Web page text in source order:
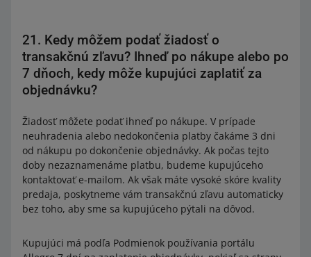
21. Kedy môžem podať žiadosť o
transakčnú zľavu? Ihneď po nákupe alebo po
7 dňoch, kedy môže kupujúci zaplatiť za
objednávku?
Žiadosť môžete podať ihneď po nákupe. V prípade
neuhradenia alebo nedokončenia platby čakáme 3 dni
od nákupu po dokončenie objednávky. Ak počas tejto
doby nezaznamenáme platbu, budeme kupujúceho
kontaktovať e-mailom. Ak však máte vysoké skóre kvality
predaja, poskytneme vám transakčnú zľavu automaticky
bez toho, aby sme sa kupujúceho pýtali na dôvod.
Kupujúci má podľa Podmienok používania portálu